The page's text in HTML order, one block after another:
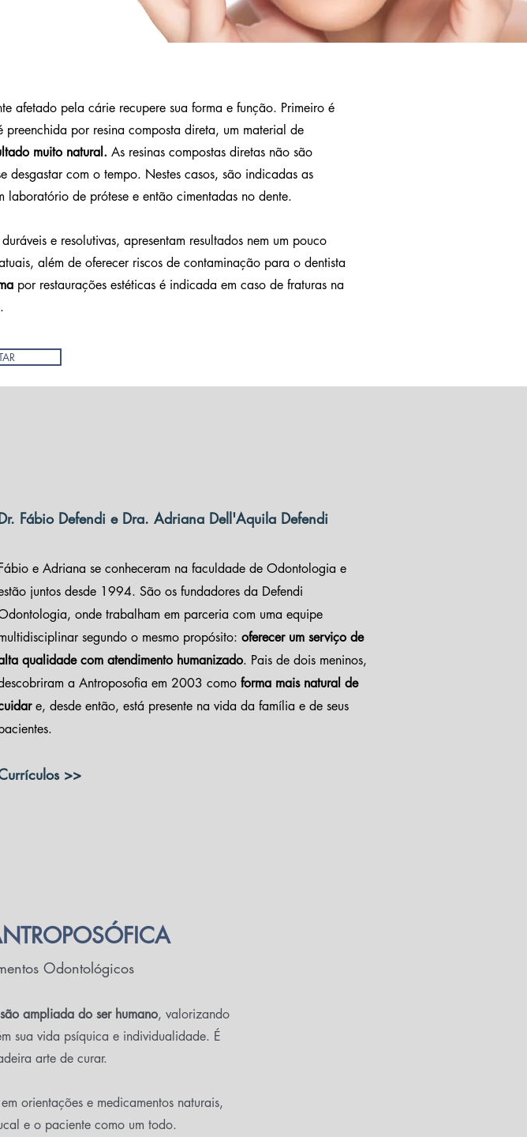
afetado pela cárie recupere sua forma e função. Primeiro é
por resina composta direta, um material de
muito natural. As resinas compostas diretas não são
desgastar com o tempo. Nestes casos, são indicadas as
laboratório de prótese e então cimentadas no dente.
e resolutivas, apresentam resultados nem um pouco
além de oferecer riscos de contaminação para o dentista
por restaurações estéticas é indicada em caso de fraturas na
Fábio Defendi e Dra. Adriana Dell'Aquila Defendi
ábio e Adriana se conheceram na faculdade de Odontologia e
juntos desde 1994. São os fundadores da Defendi
onde trabalham em parceria com uma equipe
segundo o mesmo propósito: oferecer um serviço de
qualidade com atendimento humanizado. Pais de dois meninos,
a Antroposofia em 2003 como forma mais natural de
e, desde então, está presente na vida da família e de seus
>>
Odontológicos
ampliada do ser humano, valorizando
sua vida psíquica e individualidade. É
arte de curar.
orientações e medicamentos naturais,
e o paciente como um todo.